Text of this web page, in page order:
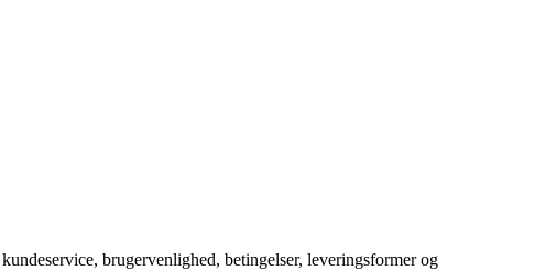
brugervenlighed, betingelser, leveringsformer og